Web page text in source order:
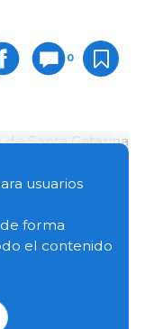
0
Santa Catarina
ingresos
Las cifras
volumen y 16,2
de 2024,
los principales
usuarios
forma
el contenido